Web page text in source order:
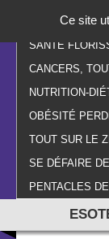
ACCUEIL
SANTÉ
CANCERS,
NUTRITION-
OBÉSITÉ
TOUT SUR LE
SE DÉFAIRE
PENTACLES
Ce site